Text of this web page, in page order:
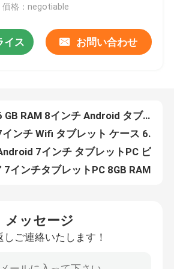
価格：negotiable
イス お問い合わせ
C アイデア Android 8 インチ タブレット PC Android 12 タブレット 512GB ストレージ タブレット PC クアッドコア プロセッサ CM813 赤
C アイデア 6 GB RAM 8インチ Android タブレット PC 512 GB Android 12 タブレット 1.3GHz IPS HDディスプレイ クアッドコアプロセッサ CM813-紫
C アイデア 7インチ Wifi タブレット ケース 6+128GB ストレージ クアッドコア プロセッサ 600x1024 HD IPS タッチスクリーン CM522 グリーン
メッセージ
しご連絡いたします！